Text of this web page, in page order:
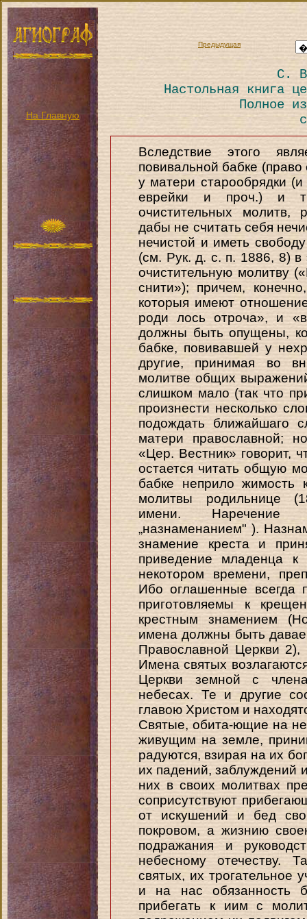
На Главную
Предыдущая
С.
Настольная книга
Полное
Вследствие этого
повивальной бабке
у матери старообрядки
еврейки и проч.) и
очистительных молитв,
дабы не считать себя
нечистой и иметь
(см. Рук. д. с. п. 1886, 8) в
очистительную молитву
снити»); причем,
которыя имеют
роди лось отроча», и
должны быть опущены,
бабке, повивавшей у
другие, принимая во
молитве общих
слишком мало (так что
произнести несколько
подождать ближайшаго
матери православной;
«Цер. Вестник» говорит,
остается читать общую
бабке неприло жимость
молитвы родильнице
имени. Наречение
„назнаменанием" ).
знамение креста и
приведение младенца
некотором времени,
Ибо оглашенные всегда
приготовляемы к
крестным знамением
имена должны быть
Православной Церкви 2),
Имена святых
Церкви земной с
небесах. Те и другие
главою Христом и
Святые, обита-ющие на
живущим на земле,
радуются, взирая на их
их падений, заблуждений
них в своих молитвах
соприсутствуют
от искушений и бед
покровом, a жизнию
подражания и
небесному отечеству.
святых, их трогательное
и на нас обязанность
прибегать к иим с